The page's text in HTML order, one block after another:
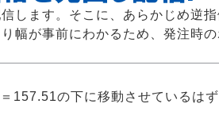
します。そこに、あらかじめ逆
幅が事前にわかるため、発注時の
157.51の下に移動させているは